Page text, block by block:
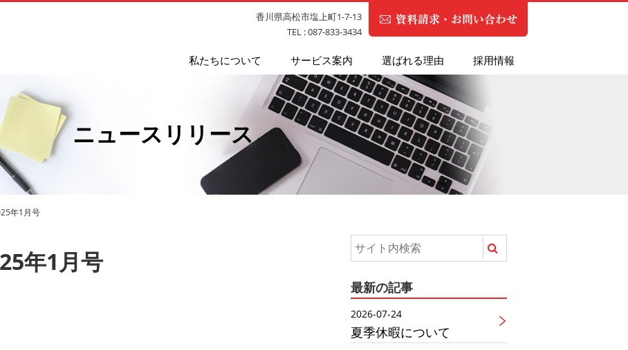
私たちについて サービス案内 選ばれる理由 採用情報
香川県高松市塩上町1-7-13
TEL : 087-833-3434
ニュースリリース
年1月号
年1月号
最新の記事
2026-07-24
夏季休暇について